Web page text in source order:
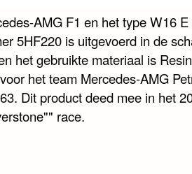
AMG F1 en het type W16 E
5HF220 is uitgevoerd in de
het gebruikte materiaal is
het team Mercedes-AMG
Dit product deed mee in het
race.